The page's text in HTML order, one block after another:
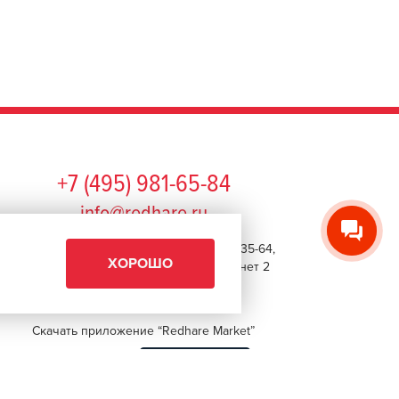
+7 (495) 981-65-84
info@redhare.ru
г. Москва, ул. Нижняя Красносельская, 35-64,
этаж 6, помещение 1, комната 22, кабинет 2
СМОТРЕТЬ НА КАРТЕ
Скачать приложение “Redhare Market”
ХОРОШО